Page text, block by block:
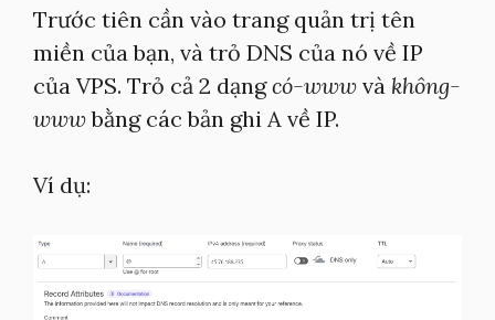
Trước tiên cần vào trang quản trị tên
miền của bạn, và trỏ DNS của nó về IP
của VPS. Trỏ cả 2 dạngcó-www và không-
wwwbằng các bản ghi A về IP.
Ví dụ: